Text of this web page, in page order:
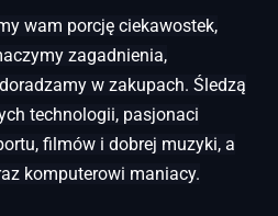
wam porcję ciekawostek,
zagadnienia,
w zakupach. Śledzą
technologii, pasjonaci
filmów i dobrej muzyki, a
komputerowi maniacy.